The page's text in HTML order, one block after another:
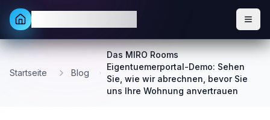
Startseite Blog
Das MIRO Rooms
Eigentuemerportal-Demo: Sehen
Sie, wie wir abrechnen, bevor Sie
uns Ihre Wohnung anvertrauen